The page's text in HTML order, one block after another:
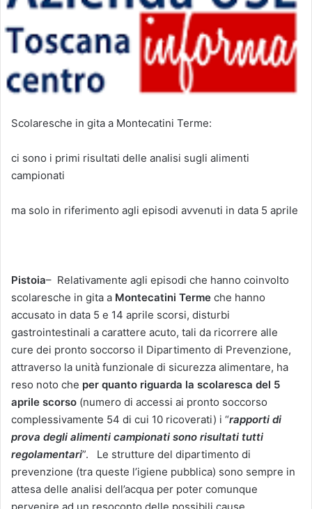
Scolaresche in gita a Montecatini Terme:
ci sono i primi risultati delle analisi sugli alimenti
campionati
ma solo in riferimento agli episodi avvenuti in data 5 aprile
Pistoia– Relativamente agli episodi che hanno coinvolto
scolaresche in gita a Montecatini Terme che hanno
accusato in data 5 e 14 aprile scorsi, disturbi
gastrointestinali a carattere acuto, tali da ricorrere alle
cure dei pronto soccorso il Dipartimento di Prevenzione,
attraverso la unità funzionale di sicurezza alimentare, ha
reso noto che per quanto riguarda la scolaresca del 5
aprile scorso (numero di accessi ai pronto soccorso
complessivamente 54 di cui 10 ricoverati) i “rapporti di
prova degli alimenti campionati sono risultati tutti
regolamentari”.
Le strutture del dipartimento di
prevenzione (tra queste l’igiene pubblica) sono sempre in
attesa delle analisi dell’acqua per poter comunque